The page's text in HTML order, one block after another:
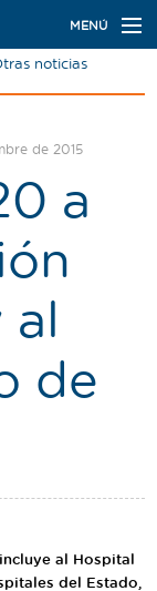
MENÚ
noticias
de 2015
a
al
de
al Hospital
del Estado,